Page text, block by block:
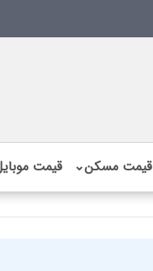
قیمت مسکن⌄ قیمت